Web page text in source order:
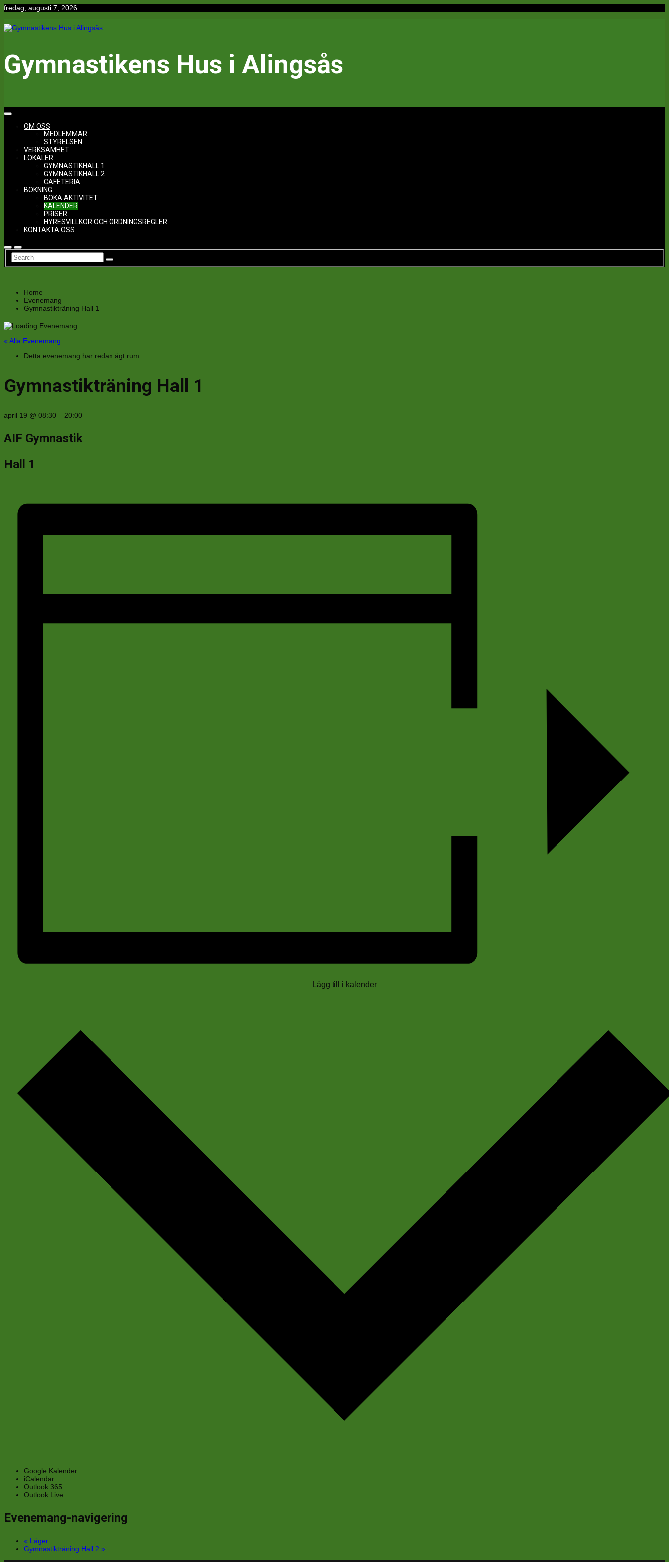
Hoppa
innehåll
fredag, augusti 7, 2026
Gymnastikens Hus i Alingsås
OM OSS
MEDLEMMAR
STYRELSEN
VERKSAMHET
LOKALER
GYMNASTIKHALL 1
GYMNASTIKHALL 2
CAFETERIA
BOKNING
BOKA AKTIVITET
KALENDER
PRISER
HYRESVILLKOR OCH ORDNINGSREGLER
KONTAKTA OSS
Home
Evenemang
Gymnastikträning Hall 1
« Alla Evenemang
Detta evenemang har redan ägt rum.
Gymnastikträning Hall 1
april 19 @ 08:30 – 20:00
AIF Gymnastik
Hall 1
Lägg till i kalender
Google Kalender
iCalendar
Outlook 365
Outlook Live
Evenemang-navigering
« Läger
Gymnastikträning Hall 2 »